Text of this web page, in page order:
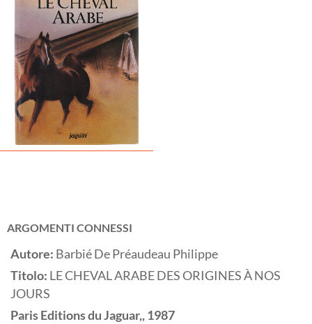
ARGOMENTI CONNESSI
Autore: Barbié De Préaudeau Philippe
Titolo: LE CHEVAL ARABE DES ORIGINES À NOS
JOURS
ParisEditions du Jaguar,,1987